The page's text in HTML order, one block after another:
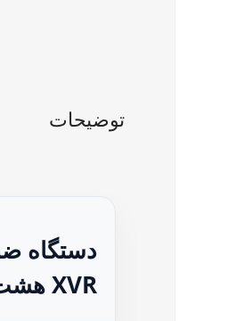
توضیحات
دستگاه
XVR هشت کانال WizSense با هوش مصنوعی